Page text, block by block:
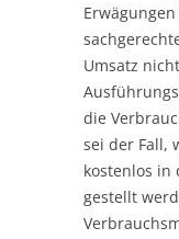
Umsatz
die
sei der Fall,
kostenlos in
gestellt